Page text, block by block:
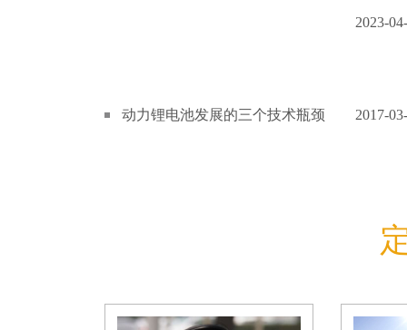
2023-
动力锂电池发展的三个技术瓶颈 2017-